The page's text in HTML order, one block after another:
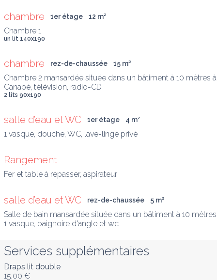
chambre 1er étage 12 m²
un lit 140x190
chambre rez-de-chaussée 15 m²
Chambre 2 mansardée située dans un bâtiment à 10 mètres
Canapé, télévision, radio-CD
2 lits 90x190
salle d’eau et WC 1er étage 4 m²
1 vasque, douche, WC, lave-linge privé
Rangement
Fer et table à repasser, aspirateur
salle d’eau et WC rez-de-chaussée 5 m²
Salle de bain mansardée située dans un bâtiment à 10
1 vasque, baignoire d'angle et wc
Services supplémentaires
Draps lit double
15,00 €